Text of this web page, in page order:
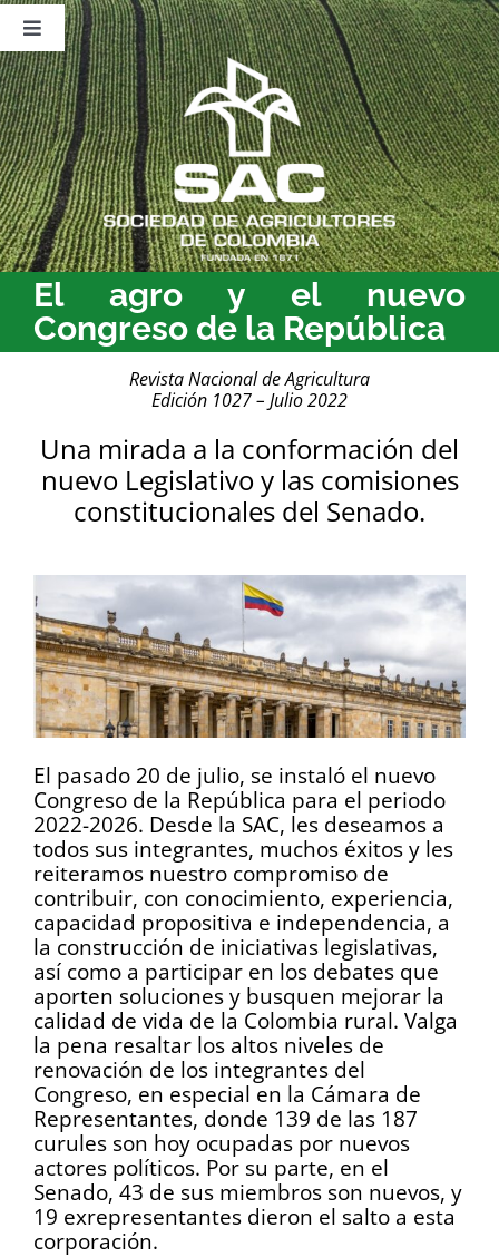
Saltar
contenido
Toggle
Navigation
Nosotros
Publicaciones
Sala de Prensa
Eventos
El agro y el nuevo
Congreso de la República
Revista Nacional de Agricultura
Edición 1027 – Julio 2022
Una mirada a la conformación del
nuevo Legislativo y las comisiones
constitucionales del Senado.
El pasado 20 de julio, se instaló el nuevo
Congreso de la República para el periodo
2022-2026. Desde la SAC, les deseamos a
todos sus integrantes, muchos éxitos y les
reiteramos nuestro compromiso de
contribuir, con conocimiento, experiencia,
capacidad propositiva e independencia, a
la construcción de iniciativas legislativas,
así como a participar en los debates que
aporten soluciones y busquen mejorar la
calidad de vida de la Colombia rural. Valga
la pena resaltar los altos niveles de
renovación de los integrantes del
Congreso, en especial en la Cámara de
Representantes, donde 139 de las 187
curules son hoy ocupadas por nuevos
actores políticos. Por su parte, en el
Senado, 43 de sus miembros son nuevos, y
19 exrepresentantes dieron el salto a esta
corporación.